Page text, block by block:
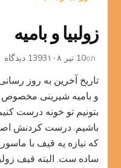
زولبیا و بامیه
on10 تیر 1393 ۱۰۸ دیدگاه
و
و بامیه شیرینی مخصوص
بتونیم تو خونه درست
باشیم. درست کردنش
که نیازه یه قیف با
ساده ست. البته قیف